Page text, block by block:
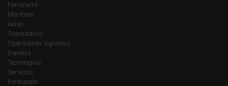
Ferrocarril
Marítimo
Aéreo
Transitarios
Operadores logísticos
Express
Tecnologías
Servicios
Formación